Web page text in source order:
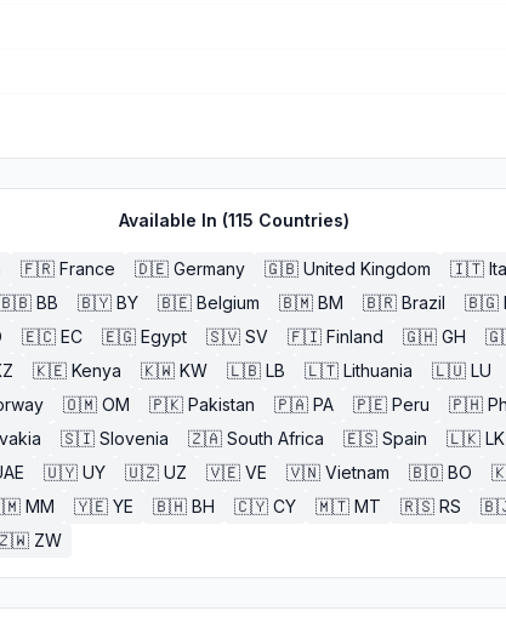
Available In (115 Countries)
🇫🇷 France 🇩🇪 Germany 🇬🇧 United Kingdom 🇮🇹
BB 🇧🇾 BY 🇧🇪 Belgium 🇧🇲 BM 🇧🇷 Brazil 🇧🇬
🇪🇨 EC 🇪🇬 Egypt 🇸🇻 SV 🇫🇮 Finland 🇬🇭 GH
🇰🇪 Kenya 🇰🇼 KW 🇱🇧 LB 🇱🇹 Lithuania 🇱🇺 LU
🇴🇲 OM 🇵🇰 Pakistan 🇵🇦 PA 🇵🇪 Peru 🇵🇭
🇸🇮 Slovenia 🇿🇦 South Africa 🇪🇸 Spain 🇱🇰 LK
🇺🇾 UY 🇺🇿 UZ 🇻🇪 VE 🇻🇳 Vietnam 🇧🇴 BO
MM 🇾🇪 YE 🇧🇭 BH 🇨🇾 CY 🇲🇹 MT 🇷🇸 RS
ZW